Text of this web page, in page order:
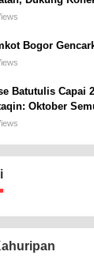
Selatan
Bogor
Batutulis Capai
Oktober